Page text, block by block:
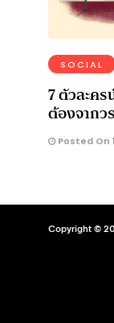
SOCIAL
7 ตัวละค
ต้องจาก
Posted On
Copyright ©